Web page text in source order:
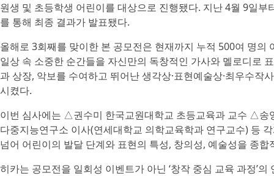
원생 및 초등학생 어린이를 대상으로 진행됐다. 지난 4월 9일
를 통해 최종 결과가 발표됐다.
올해로 3회째를 맞이한 본 공모전은 현재까지 누적 500여 명
일상 속 소중한 순간들을 자신만의 독창적인 가사와 멜로디로
과 상장, 악보를 수여하고 뛰어난 생각상·표현예술상·최우수
시켰다.
이번 심사에는 △권수미 한국교원대학교 초등교육과 교수 △
다중지능연구소 이사(연세대학교 의학교육학과 연구교수) 등
넘어 어린이의 발달 단계와 표현의 특성, 창의성, 예술성을 종합
히카는 공모전을 일회성 이벤트가 아닌 ‘창작 중심 교육 과정’